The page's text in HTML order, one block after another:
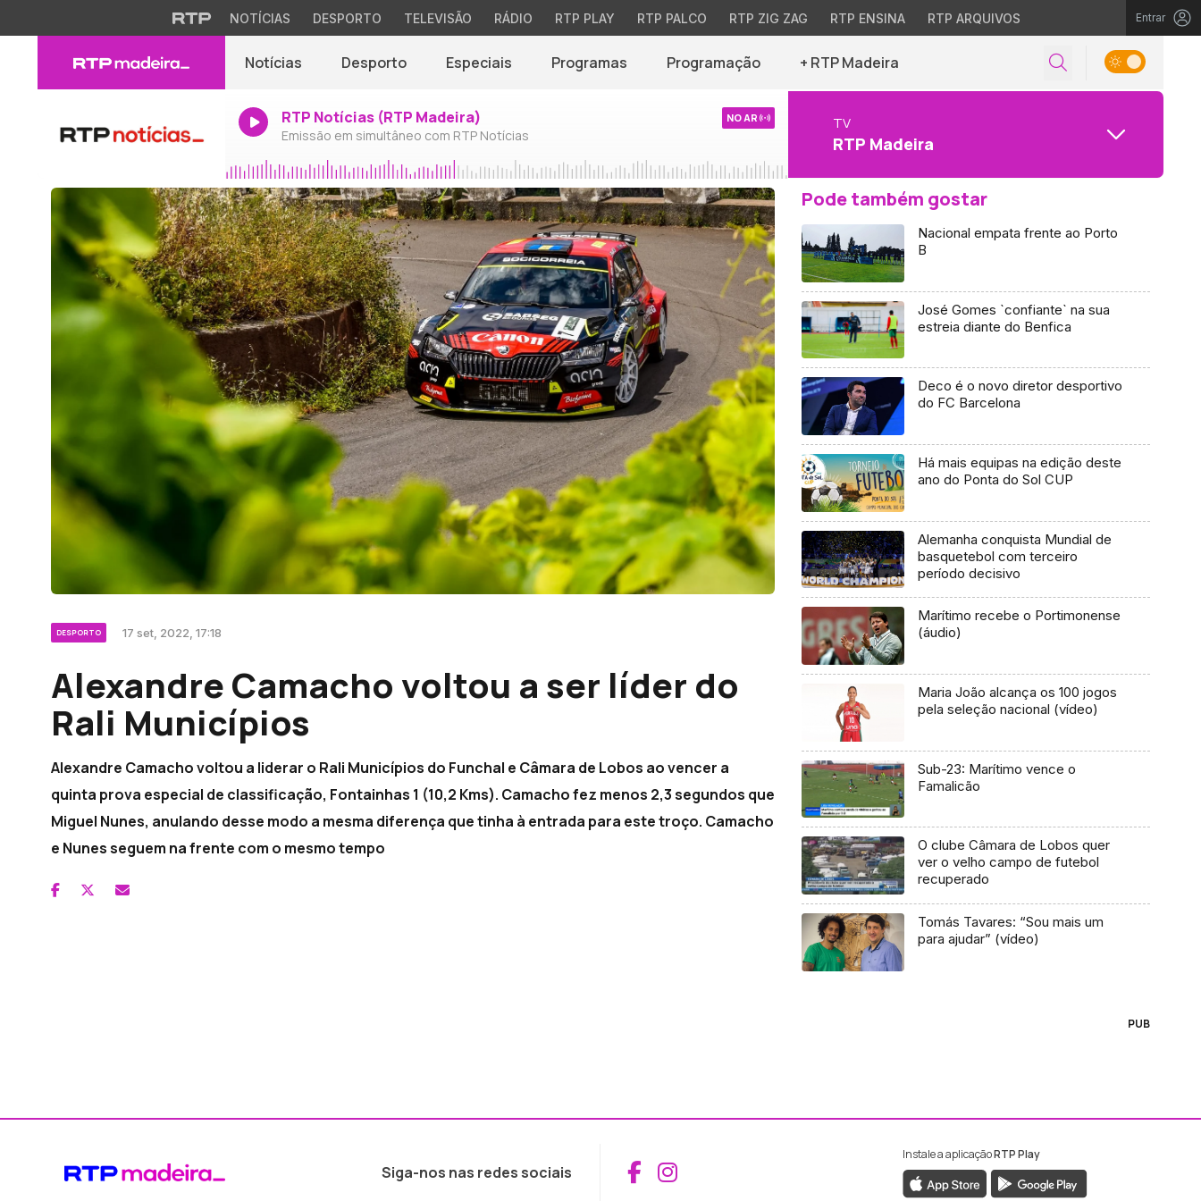
NOTÍCIAS DESPORTO TELEVISÃO RÁDIO RTP PLAY RTP PALCO RTP ZIG ZAG RTP ENSINA RTP ARQUIVOS Entrar
Notícias Desporto Especiais Programas Programação + RTP Madeira
RTP Notícias (RTP Madeira)
Emissão em simultâneo com RTP Notícias
NO AR TV
RTP Madeira
DESPORTO 17 set, 2022, 17:18
Alexandre Camacho voltou a ser líder do
Rali Municípios
Alexandre Camacho voltou a liderar o Rali Municípios do Funchal e Câmara de Lobos ao vencer a
quinta prova especial de classificação, Fontainhas 1 (10,2 Kms). Camacho fez menos 2,3 segundos que
Miguel Nunes, anulando desse modo a mesma diferença que tinha à entrada para este troço. Camacho
e Nunes seguem na frente com o mesmo tempo
Pode também gostar
Nacional empata frente ao Porto
B
José Gomes `confiante` na sua
estreia diante do Benfica
Deco é o novo diretor desportivo
do FC Barcelona
Há mais equipas na edição deste
ano do Ponta do Sol CUP
Alemanha conquista Mundial de
basquetebol com terceiro
período decisivo
Marítimo recebe o Portimonense
(áudio)
Maria João alcança os 100 jogos
pela seleção nacional (vídeo)
Sub-23: Marítimo vence o
Famalicão
O clube Câmara de Lobos quer
ver o velho campo de futebol
recuperado
Tomás Tavares: “Sou mais um
para ajudar” (vídeo)
PUB
Siga-nos nas redes sociais Aceder ao Facebook da RTP Madeira
Aceder ao Instagram da RTP Madeira
Instale a aplicaçãoRTP Play